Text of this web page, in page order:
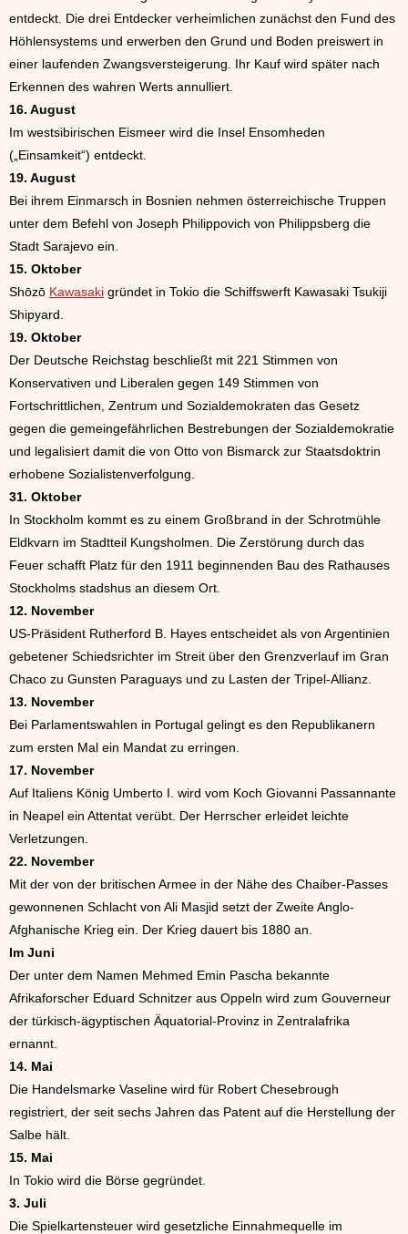
entdeckt. Die drei Entdecker verheimlichen zunächst den Fund des
Höhlensystems und erwerben den Grund und Boden preiswert in
einer laufenden Zwangsversteigerung. Ihr Kauf wird später nach
Erkennen des wahren Werts annulliert.
16. August
Im westsibirischen Eismeer wird die Insel Ensomheden
(„Einsamkeit“) entdeckt.
19. August
Bei ihrem Einmarsch in Bosnien nehmen österreichische Truppen
unter dem Befehl von Joseph Philippovich von Philippsberg die
Stadt Sarajevo ein.
15. Oktober
Shōzō Kawasaki gründet in Tokio die Schiffswerft Kawasaki Tsukiji
Shipyard.
19. Oktober
Der Deutsche Reichstag beschließt mit 221 Stimmen von
Konservativen und Liberalen gegen 149 Stimmen von
Fortschrittlichen, Zentrum und Sozialdemokraten das Gesetz
gegen die gemeingefährlichen Bestrebungen der Sozialdemokratie
und legalisiert damit die von Otto von Bismarck zur Staatsdoktrin
erhobene Sozialistenverfolgung.
31. Oktober
In Stockholm kommt es zu einem Großbrand in der Schrotmühle
Eldkvarn im Stadtteil Kungsholmen. Die Zerstörung durch das
Feuer schafft Platz für den 1911 beginnenden Bau des Rathauses
Stockholms stadshus an diesem Ort.
12. November
US-Präsident Rutherford B. Hayes entscheidet als von Argentinien
gebetener Schiedsrichter im Streit über den Grenzverlauf im Gran
Chaco zu Gunsten Paraguays und zu Lasten der Tripel-Allianz.
13. November
Bei Parlamentswahlen in Portugal gelingt es den Republikanern
zum ersten Mal ein Mandat zu erringen.
17. November
Auf Italiens König Umberto I. wird vom Koch Giovanni Passannante
in Neapel ein Attentat verübt. Der Herrscher erleidet leichte
Verletzungen.
22. November
Mit der von der britischen Armee in der Nähe des Chaiber-Passes
gewonnenen Schlacht von Ali Masjid setzt der Zweite Anglo-
Afghanische Krieg ein. Der Krieg dauert bis 1880 an.
Im Juni
Der unter dem Namen Mehmed Emin Pascha bekannte
Afrikaforscher Eduard Schnitzer aus Oppeln wird zum Gouverneur
der türkisch-ägyptischen Äquatorial-Provinz in Zentralafrika
ernannt.
14. Mai
Die Handelsmarke Vaseline wird für Robert Chesebrough
registriert, der seit sechs Jahren das Patent auf die Herstellung der
Salbe hält.
15. Mai
In Tokio wird die Börse gegründet.
3. Juli
Die Spielkartensteuer wird gesetzliche Einnahmequelle im